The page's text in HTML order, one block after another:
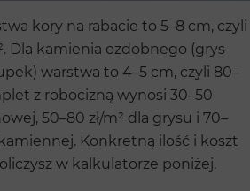
kory na rabacie to 5–8 cm, czyli
Dla kamienia ozdobnego (grys
warstwa to 4–5 cm, czyli 80–
z robocizną wynosi 30–50
50–80 zł/m² dla grysu i 70–
Konkretną ilość i koszt
w kalkulatorze poniżej.